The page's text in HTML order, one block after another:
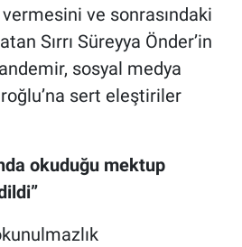
vermesini ve sonrasındaki
Sırrı Süreyya Önder’in
sosyal medya
sert eleştiriler
okuduğu mektup